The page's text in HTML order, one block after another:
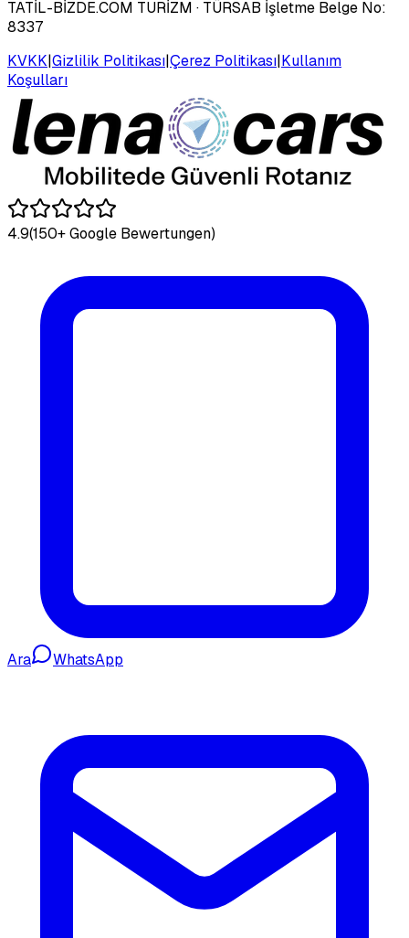
TATİL-BİZDE.COM TURİZM · TÜRSAB İşletme Belge No:
8337
KVKK|Gizlilik Politikası|Çerez Politikası|Kullanım
Koşulları
4.9(150+ Google Bewertungen)
Ara WhatsApp